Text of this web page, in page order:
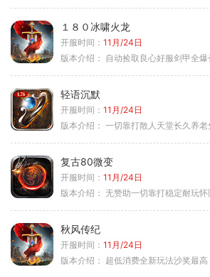
１８０冰啸火龙
开服时间： 11月/24日
版本介绍： 自动捡取良心好服剑甲全
轻语沉默
开服时间： 11月/24日
版本介绍： 一切靠打散人天堂长久养
复古80微变
开服时间： 11月/24日
版本介绍： 无赞助一切靠打稳定耐玩怀
秋风传纪
开服时间： 11月/24日
版本介绍： 超低消费全新玩法沙奖最高